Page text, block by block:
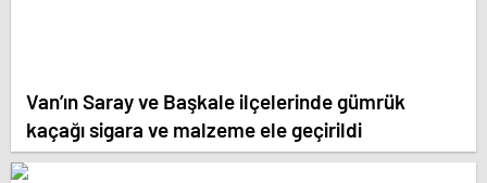
Van’ın Saray ve Başkale ilçelerinde gümrük
kaçağı sigara ve malzeme ele geçirildi